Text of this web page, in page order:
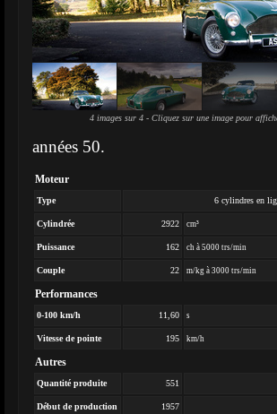
4 images sur 4 - Cliquez sur une image pour
années 50.
Moteur
Type 6 cylindres en
Cylindrée 2922 cm³
Puissance 162 ch à 5000 trs/min
Couple 22 m/kg à 3000 trs/min
Performances
0-100 km/h 11,60 s
Vitesse de pointe 195 km/h
Autres
Quantité produite 551
Début de production 1957